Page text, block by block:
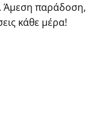
Άμεση παράδοση,
κάθε μέρα!